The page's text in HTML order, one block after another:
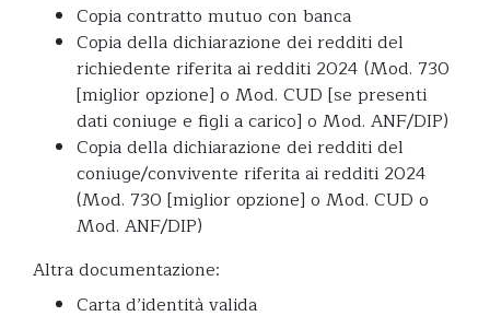
Copia contratto mutuo con banca
Copia della dichiarazione dei redditi del
richiedente riferita ai redditi 2024 (Mod. 730
[miglior opzione] o Mod. CUD [se presenti
dati coniuge e figli a carico] o Mod. ANF/DIP)
Copia della dichiarazione dei redditi del
coniuge/convivente riferita ai redditi 2024
(Mod. 730 [miglior opzione] o Mod. CUD o
Mod. ANF/DIP)
Altra documentazione:
Carta d’identità valida